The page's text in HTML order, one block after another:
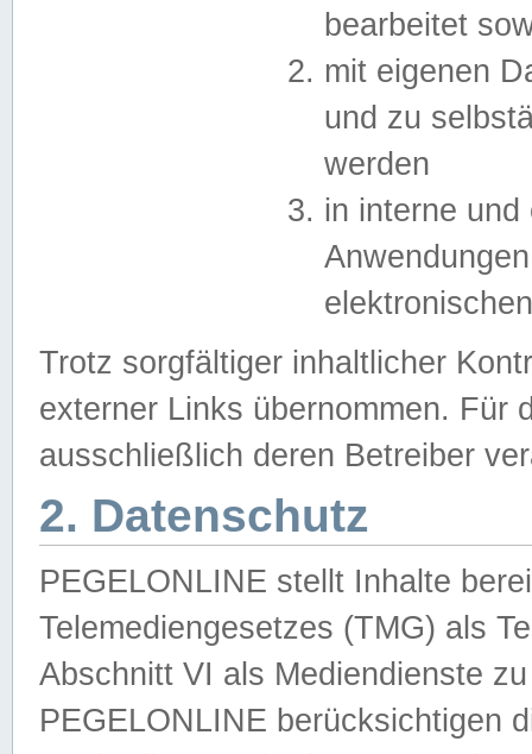
bearbeitet
mit eigenen
und zu
werden
in interne
Trotz sorgfältiger inhaltlicher
externer Links übernommen. Für
ausschließlich deren Betreiber
2. Datenschutz
PEGELONLINE stellt Inhalte
Telemediengesetzes (TMG) als
Abschnitt VI als Mediendienste
PEGELONLINE berücksichtigen